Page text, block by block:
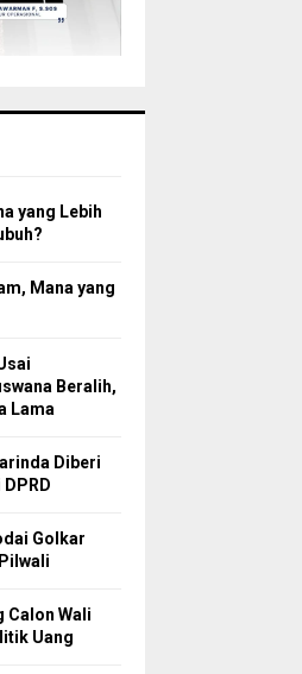
yang Lebih
Mana yang
Beralih,
Lama
Diberi
Golkar
Calon Wali
Uang